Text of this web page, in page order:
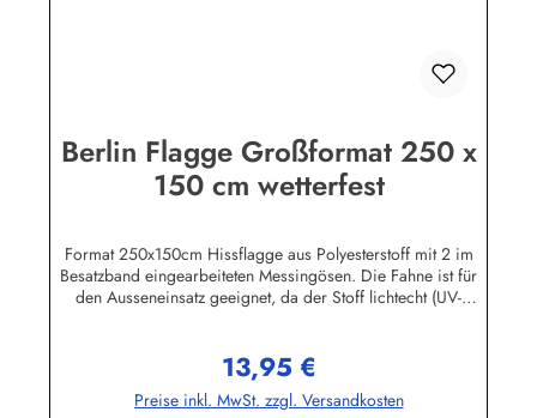
Berlin Flagge Großformat 250 x
150 cm wetterfest
Format 250x150cm Hissflagge aus Polyesterstoff mit 2 im
Besatzband eingearbeiteten Messingösen. Die Fahne ist für
den Ausseneinsatz geeignet, da der Stoff lichtecht (UV-
Wir führen eine große Auswahl an Länder- und
Sonderflaggen, XXL-Flaggen, Bootsflaggen und
Tischflaggen.Herstellerinformationen:Fahnen-Shop - Axel
Regulärer Preis:
13,95 €
Preise inkl. MwSt. zzgl. Versandkosten